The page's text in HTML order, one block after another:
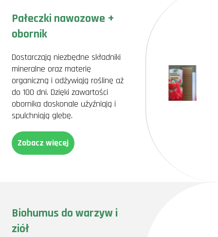
Pałeczki nawozowe +
obornik
Dostarczają niezbędne składniki
mineralne oraz materię
organiczną i odżywiają roślinę aż
do 100 dni. Dzięki zawartości
obornika doskonale użyźniają i
spulchniają glebę.
Zobacz więcej
Biohumus do warzyw i
ziół